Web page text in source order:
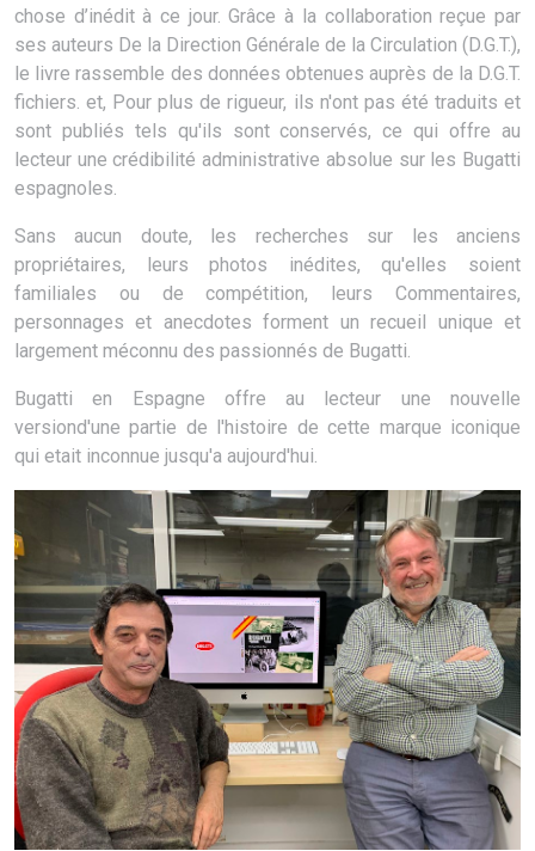
chose d’inédit à ce jour. Grâce à la collaboration reçue par
ses auteurs De la Direction Générale de la Circulation (D.G.T.),
le livre rassemble des données obtenues auprès de la D.G.T.
fichiers. et, Pour plus de rigueur, ils n'ont pas été traduits et
sont publiés tels qu'ils sont conservés, ce qui offre au
lecteur une crédibilité administrative absolue sur les Bugatti
espagnoles.
Sans aucun doute, les recherches sur les anciens
propriétaires, leurs photos inédites, qu'elles soient
familiales ou de compétition, leurs Commentaires,
personnages et anecdotes forment un recueil unique et
largement méconnu des passionnés de Bugatti.
Bugatti en Espagne offre au lecteur une nouvelle
versiond'une partie de l'histoire de cette marque iconique
qui etait inconnue jusqu'a aujourd'hui.